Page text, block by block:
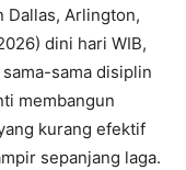
Dallas, Arlington,
dini hari WIB,
sama disiplin
membangun
kurang efektif
sepanjang laga.